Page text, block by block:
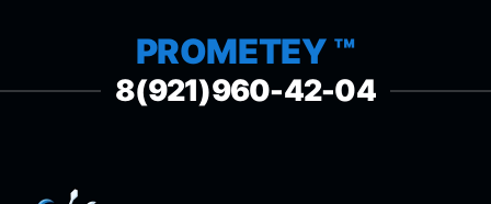
PROMETEY ™
8(921)960-42-04